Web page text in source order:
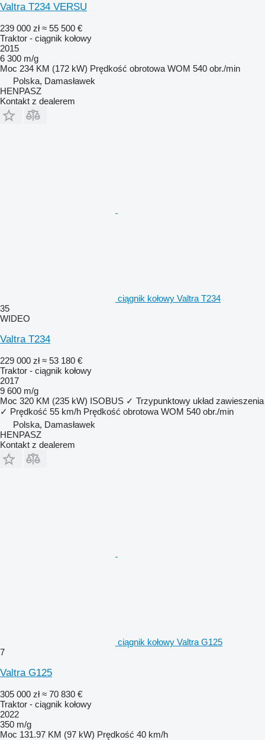
Valtra T234 VERSU
239 000 zł ≈ 55 500 €
Traktor - ciągnik kołowy
2015
6 300 m/g
Moc 234 KM (172 kW) Prędkość obrotowa WOM 540 obr./min
Polska, Damasławek
HENPASZ
Kontakt z dealerem
ciągnik kołowy Valtra T234
35
WIDEO
Valtra T234
229 000 zł ≈ 53 180 €
Traktor - ciągnik kołowy
2017
9 600 m/g
Moc 320 KM (235 kW) ISOBUS ✓ Trzypunktowy układ zawieszenia
✓ Prędkość 55 km/h Prędkość obrotowa WOM 540 obr./min
Polska, Damasławek
HENPASZ
Kontakt z dealerem
ciągnik kołowy Valtra G125
7
Valtra G125
305 000 zł ≈ 70 830 €
Traktor - ciągnik kołowy
2022
350 m/g
Moc 131.97 KM (97 kW) Prędkość 40 km/h